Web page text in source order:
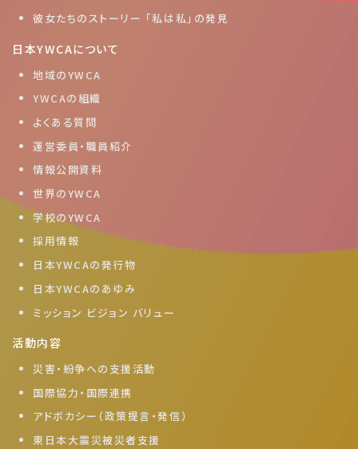
彼女たちのストーリー 「私は私」の発見
日本YWCAについて
地域のYWCA
YWCAの組織
よくある質問
運営委員・職員紹介
情報公開資料
世界のYWCA
学校のYWCA
採用情報
日本YWCAの発行物
日本YWCAのあゆみ
ミッション ビジョン バリュー
活動内容
災害・紛争への支援活動
国際協力・国際連携
アドボカシー（政策提言・発信）
東日本大震災被災者支援